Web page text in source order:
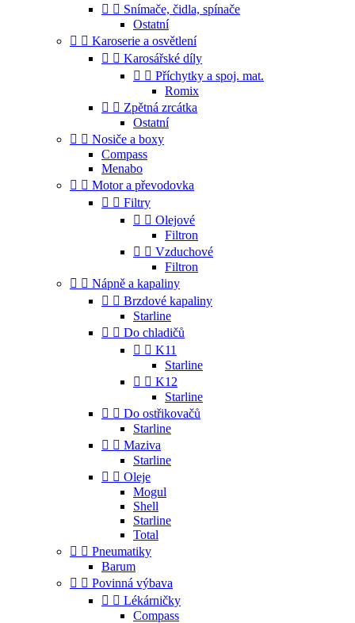
  Snímače, čidla, spínače
Ostatní
  Karoserie a osvětlení
  Karosářské díly
  Příchytky a spoj. mat.
Romix
  Zpětná zrcátka
Ostatní
  Nosiče a boxy
Compass
Menabo
  Motor a převodovka
  Filtry
  Olejové
Filtron
  Vzduchové
Filtron
  Nápně a kapaliny
  Brzdové kapaliny
Starline
  Do chladičů
  K11
Starline
  K12
Starline
  Do ostřikovačů
Starline
  Maziva
Starline
  Oleje
Mogul
Shell
Starline
Total
  Pneumatiky
Barum
  Povinná výbava
  Lékárničky
Compass